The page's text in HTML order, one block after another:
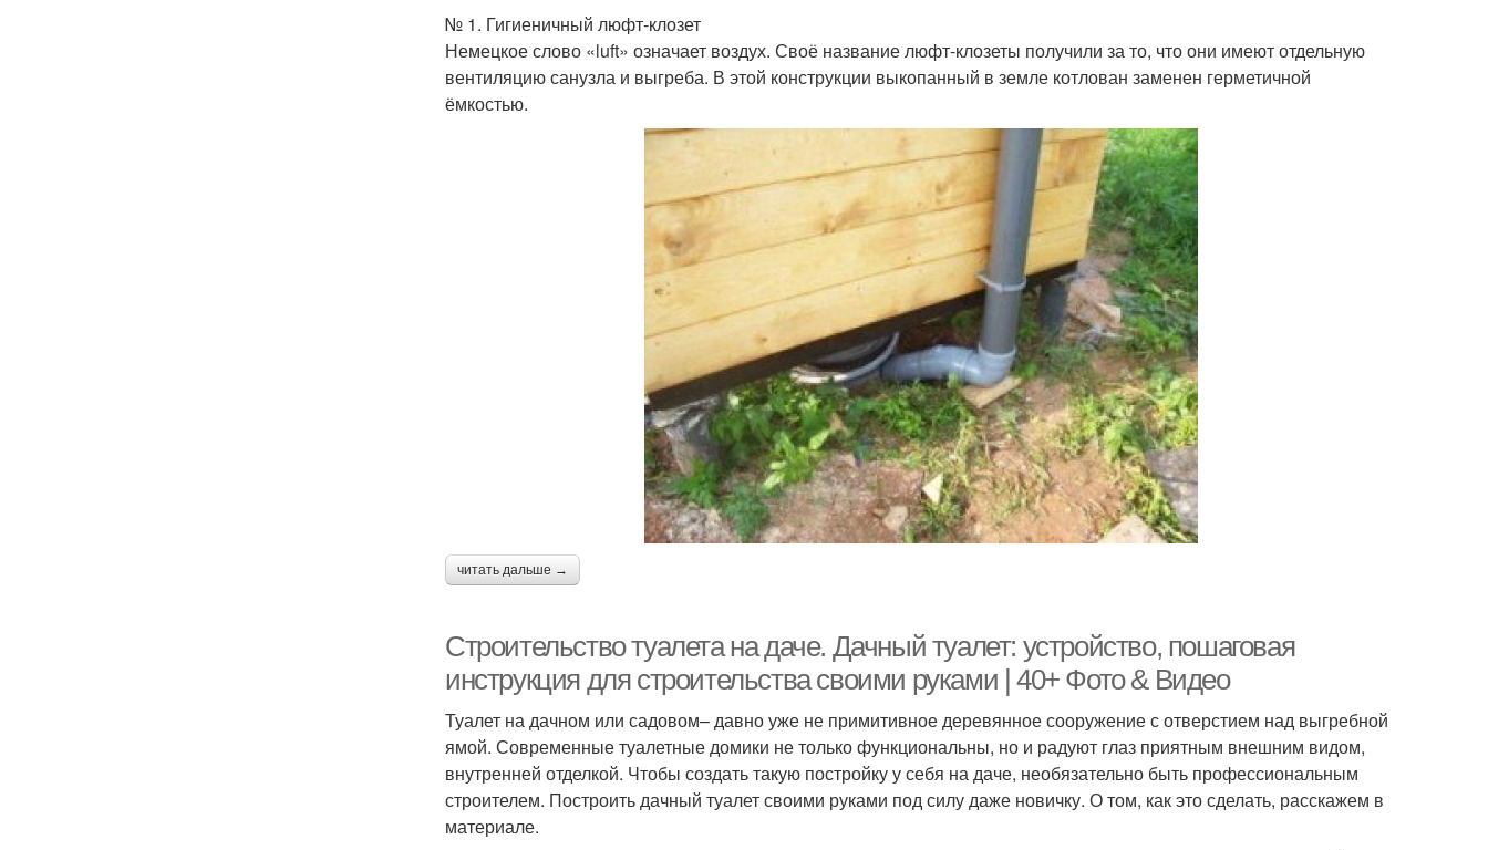
№ 1. Гигиеничный люфт-клозет
Немецкое слово «luft» означает воздух. Своё название люфт-клозеты получили за то, что они имеют отдельную
вентиляцию санузла и выгреба. В этой конструкции выкопанный в земле котлован заменен герметичной
ёмкостью.
читать дальше →
Строительство туалета на даче. Дачный туалет: устройство, пошаговая
инструкция для строительства своими руками | 40+ Фото & Видео
Туалет на дачном или садовом– давно уже не примитивное деревянное сооружение с отверстием над выгребной
ямой. Современные туалетные домики не только функциональны, но и радуют глаз приятным внешним видом,
внутренней отделкой. Чтобы создать такую постройку у себя на даче, необязательно быть профессиональным
строителем. Построить дачный туалет своими руками под силу даже новичку. О том, как это сделать, расскажем в
материале.